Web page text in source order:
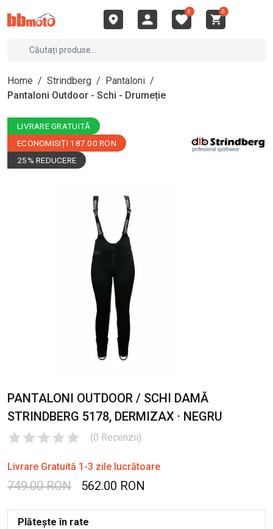
0 0
Home / Strindberg / Pantaloni /
Pantaloni Outdoor - Schi - Drumeție
LIVRARE GRATUITĂ
ECONOMISIȚI 187.00 RON
25% REDUCERE
PANTALONI OUTDOOR / SCHI DAMĂ
STRINDBERG 5178, DERMIZAX · NEGRU
(0 Recenzii)
Livrare Gratuită 1-3 zile lucrătoare
749.00 RON 562.00 RON
Plătește în rate